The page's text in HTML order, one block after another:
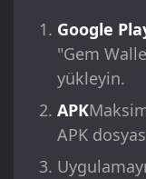
Google
"Gem
yükleyin.
APK
APK